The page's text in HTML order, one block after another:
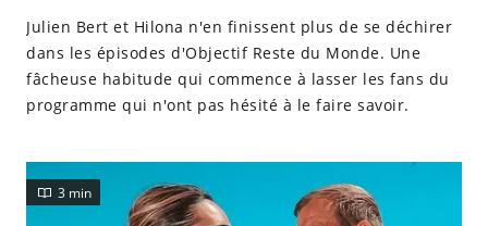
Julien Bert et Hilona n'en finissent plus de se déchirer
dans les épisodes d'Objectif Reste du Monde. Une
fâcheuse habitude qui commence à lasser les fans du
programme qui n'ont pas hésité à le faire savoir.
3 min